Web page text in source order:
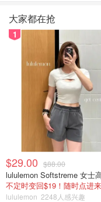
录。该文件充斥着对
用，并包括118个脚
大家都在抢
1
$29.00 $88.00
不定时变回$19！随时点进
lululemon 2248人感兴趣